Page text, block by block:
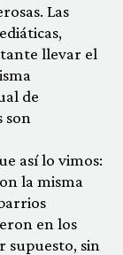
Las
llevar el
de
así lo vimos:
la misma
en los
supuesto, sin